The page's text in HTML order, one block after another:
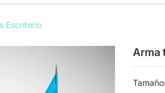
Escritorio
Arma